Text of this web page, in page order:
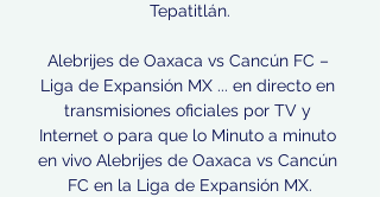
Tepatitlán.
Alebrijes de Oaxaca vs Cancún FC –
Liga de Expansión MX ... en directo en
transmisiones oficiales por TV y
Internet o para que lo Minuto a minuto
en vivo Alebrijes de Oaxaca vs Cancún
FC en la Liga de Expansión MX.